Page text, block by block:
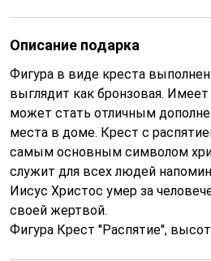
Описание подарка
Фигура в виде креста
выглядит как бронзовая.
может стать отличным
места в доме. Крест с
самым основным символом
служит для всех людей
Иисус Христос умер за
своей жертвой.
Фигура Крест ''Распятие'',